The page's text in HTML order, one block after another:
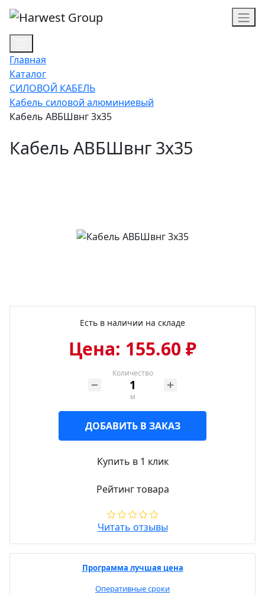
Главная
Каталог
СИЛОВОЙ КАБЕЛЬ
Кабель силовой алюминиевый
Кабель АВБШвнг 3х35
Кабель АВБШвнг 3х35
Есть в наличии на складе
Цена: 155.60 ₽
Количество
м
ДОБАВИТЬ В ЗАКАЗ
Купить в 1 клик
Рейтинг товара
Читать отзывы
Программа лучшая цена
Оперативные сроки